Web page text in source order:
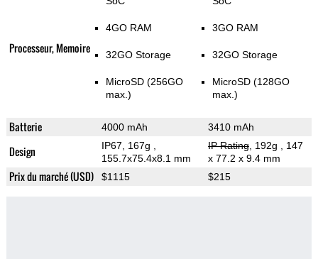
Processeur, Memoire
4GO RAM
32GO Storage
MicroSD (256GO
max.)
3GO RAM
32GO Storage
MicroSD (128GO
max.)
Batterie 4000 mAh 3410 mAh
Design IP67, 167g
155.7x75.4x8.1 mm
IP Rating, 192g
, 147
x 77.2 x 9.4 mm
Prix du marché (USD) $1115 $215